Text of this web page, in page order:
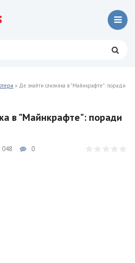
» Де знайти слизняка в "Майнкрафте": поради
в "Майнкрафте": поради
048 0